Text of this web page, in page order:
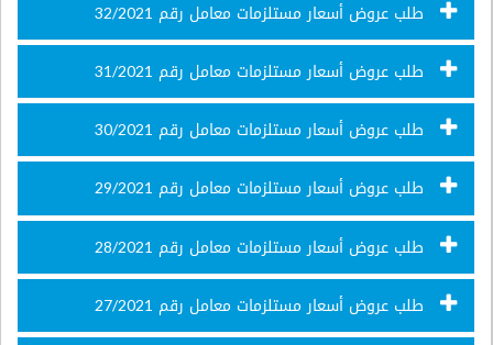
طلب عروض أسعار مستلزمات معامل رقم 32/2021
طلب عروض أسعار مستلزمات معامل رقم 31/2021
طلب عروض أسعار مستلزمات معامل رقم 30/2021
طلب عروض أسعار مستلزمات معامل رقم 29/2021
طلب عروض أسعار مستلزمات معامل رقم 28/2021
طلب عروض أسعار مستلزمات معامل رقم 27/2021